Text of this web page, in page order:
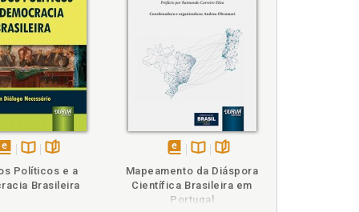
do direito, p. 114
Disponível
na
Políticos e a
Brasileira
disponível
em
eBook
Disponível
B.V.
páginas
Mapeamento da Diáspora
Científica Brasileira em
Portugal